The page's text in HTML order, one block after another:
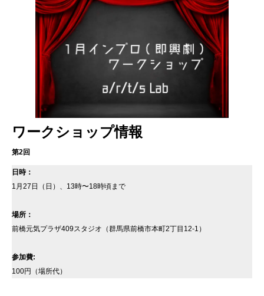
ワークショップ情報
第2回
日時：
1月27日（日）、13時〜18時頃まで
場所：
前橋元気プラザ409スタジオ（群馬県前橋市本町2丁目12-1）
参加費:
100円（場所代）